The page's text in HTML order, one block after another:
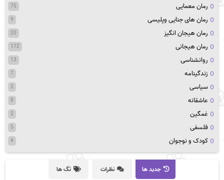
رمان معمایی 75
رمان های جنایی وپلیسی 9
رمان هیجان انگیز 20
رمان هیجانی 172
روانشناسی 13
زندگینامه 7
سیاسی 2
عاشقانه 8
غمگین 2
فلسفی 5
کودک و نوجوان 4
جدید ها نظرات تگ ها